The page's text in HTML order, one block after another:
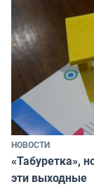
НОВОСТИ
«Табуретка»,
эти выходные